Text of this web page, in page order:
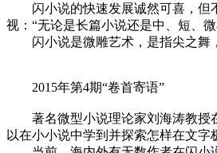
闪小说的快速发展诚然可喜，但
视：“无论是长篇小说还是中、短、
闪小说是微雕艺术，是指尖之舞，
2015年第4期“卷首寄语”
著名微型小说理论家刘海涛教授在
以在小小说中学到并探索怎样在文字